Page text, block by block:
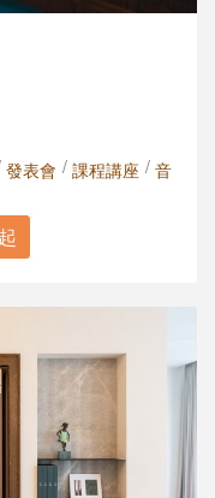
發表會 / 課程講座 / 音